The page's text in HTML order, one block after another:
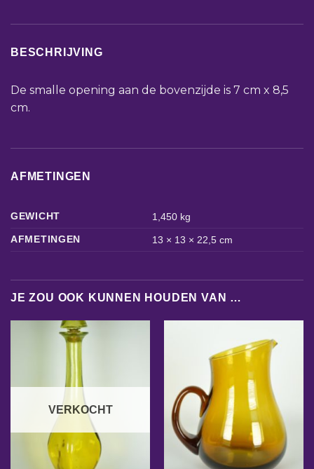
BESCHRIJVING
De smalle opening aan de bovenzijde is 7 cm x 8,5
cm.
AFMETINGEN
GEWICHT
1,450 kg
AFMETINGEN
13 × 13 × 22,5 cm
JE ZOU OOK KUNNEN HOUDEN VAN …
VERKOCHT